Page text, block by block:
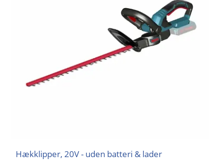
Hækklipper, 20V - uden batteri & lader